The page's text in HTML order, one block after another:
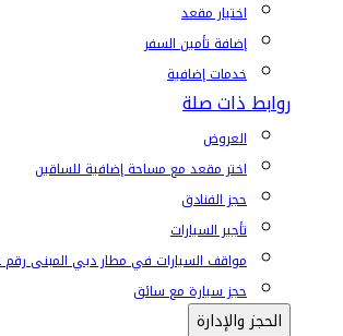
اختيار مقعد
إضافة تأمين السفر
خدمات إضافية
روابط ذات صلة
العروض
اختر مقعد مع مساحة إضافية للساقين
حجز الفنادق
تأجير السيارات
مواقف السيارات في مطار دبي المبنى رقم 2
حجز سيارة مع سائق
الحجز والإدارة